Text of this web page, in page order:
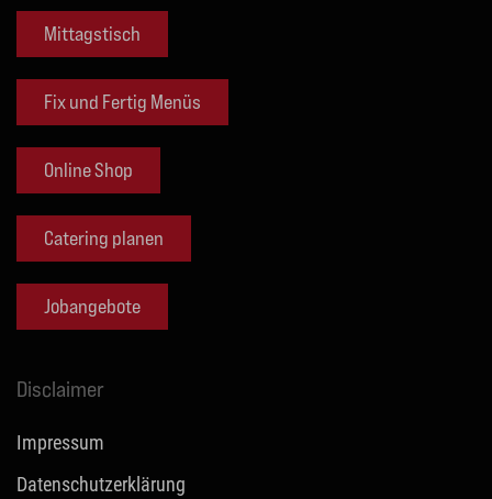
Mittagstisch
Fix und Fertig Menüs
Online Shop
Catering planen
Jobangebote
Disclaimer
Impressum
Datenschutzerklärung